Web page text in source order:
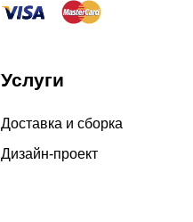
Сборка в выходные дни
По Московской области
Услуги
Доставка и сборка
Дизайн-проект